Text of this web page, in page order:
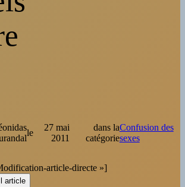
le
27 mai
2011
dans la
catégorie
Confusion des
sexes
article-directe »]
article